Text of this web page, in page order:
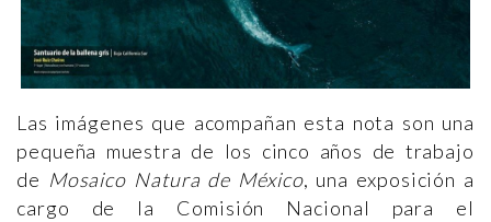
Las imágenes que acompañan esta nota son una
pequeña muestra de los cinco años de trabajo
de Mosaico Natura de México, una exposición a
cargo de la Comisión Nacional para el